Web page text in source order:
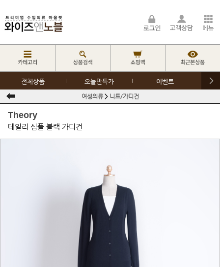
전체상품 오늘만특가 이벤트
여성의류> 니트/가디건
Theory
데일리 심플 블랙 가디건